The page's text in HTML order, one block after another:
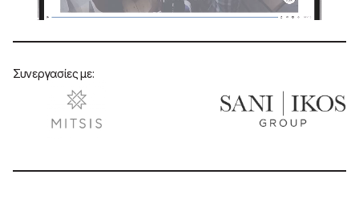
Συνεργασίες με: